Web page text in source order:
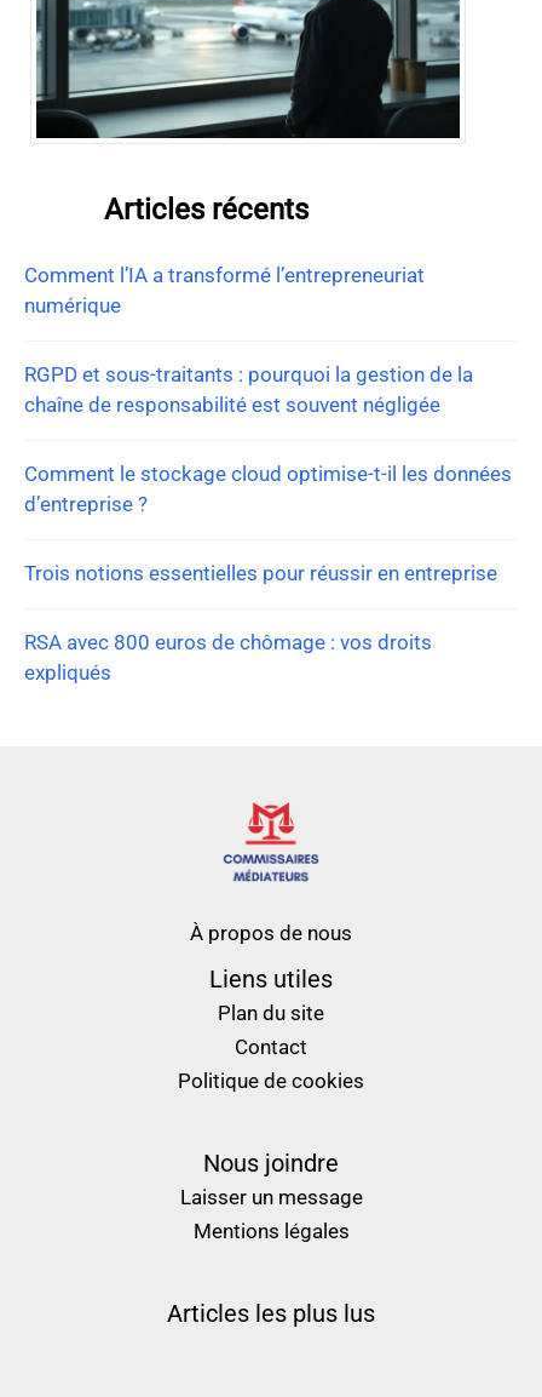
Articles récents
Comment l’IA a transformé l’entrepreneuriat
numérique
RGPD et sous-traitants : pourquoi la gestion de la
chaîne de responsabilité est souvent négligée
Comment le stockage cloud optimise-t-il les données
d’entreprise ?
Trois notions essentielles pour réussir en entreprise
RSA avec 800 euros de chômage : vos droits
expliqués
À propos de nous
Liens utiles
Plan du site
Contact
Politique de cookies
Nous joindre
Laisser un message
Mentions légales
Articles les plus lus